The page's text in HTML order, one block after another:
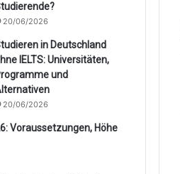
20/06/2026
in Deutschland
IELTS: Universitäten,
und
20/06/2026
Voraussetzungen, Höhe